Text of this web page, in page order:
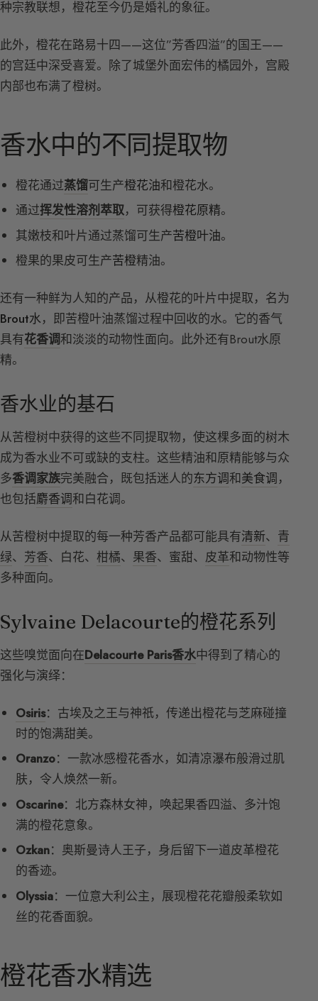
种宗教联想，橙花至今仍是婚礼的象征。
此外，橙花在路易十四——这位”芳香四溢”的国王——
的宫廷中深受喜爱。除了城堡外面宏伟的橘园外，宫殿
内部也布满了橙树。
香水中的不同提取物
橙花通过蒸馏可生产橙花油和橙花水。
通过挥发性溶剂萃取，可获得橙花原精。
其嫩枝和叶片通过蒸馏可生产苦橙叶油。
橙果的果皮可生产苦橙精油。
还有一种鲜为人知的产品，从橙花的叶片中提取，名为
Brout水，即苦橙叶油蒸馏过程中回收的水。它的香气
具有花香调和淡淡的动物性面向。此外还有Brout水原
精。
香水业的基石
从苦橙树中获得的这些不同提取物，使这棵多面的树木
成为香水业不可或缺的支柱。这些精油和原精能够与众
多香调家族完美融合，既包括迷人的东方调和美食调，
也包括麝香调和白花调。
从苦橙树中提取的每一种芳香产品都可能具有清新、 青
绿、 芳香、白花、 柑橘、 果香、蜜甜、 皮革和动物性等
多种面向。
Sylvaine Delacourte的橙花系列
这些嗅觉面向在Delacourte Paris香水中得到了精心的
强化与演绎：
Osiris：古埃及之王与神祇，传递出橙花与芝麻碰撞
时的饱满甜美。
Oranzo：一款冰感橙花香水，如清凉瀑布般滑过肌
肤，令人焕然一新。
Oscarine：北方森林女神，唤起果香四溢、多汁饱
满的橙花意象。
Ozkan：奥斯曼诗人王子，身后留下一道皮革橙花
的香迹。
Olyssia：一位意大利公主，展现橙花花瓣般柔软如
丝的花香面貌。
橙花香水精选